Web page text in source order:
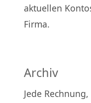
aktuellen
Firma.
Archiv
Jede